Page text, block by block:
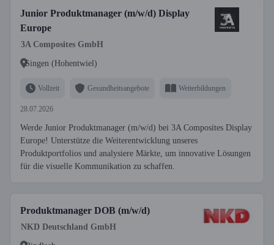
Junior Produktmanager (m/w/d) Display
Europe
3A Composites GmbH
Singen (Hohentwiel)
Vollzeit Gesundheitsangebote Weiterbildungen
28.07.2026
Werde Junior Produktmanager (m/w/d) bei 3A Composites Display
Europe! Unterstütze die Weiterentwicklung unseres
Produktportfolios und analysiere Märkte, um innovative Lösungen
für die visuelle Kommunikation zu schaffen.
Produktmanager DOB (m/w/d)
NKD Deutschland GmbH